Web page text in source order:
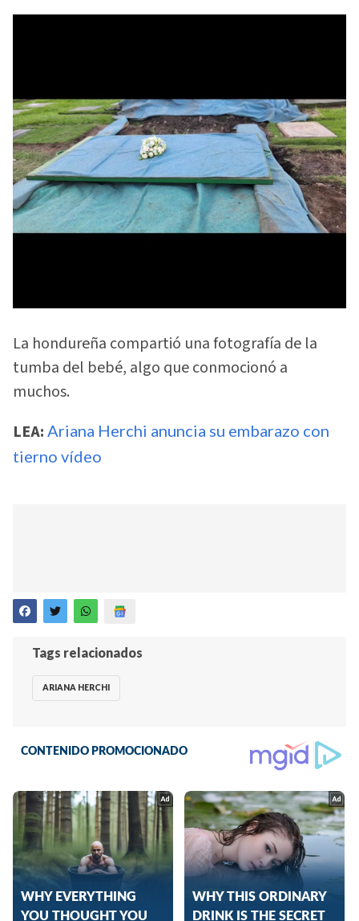
La hondureña compartió una fotografía de la
tumba del bebé, algo que conmocionó a
muchos.
LEA: Ariana Herchi anuncia su embarazo con
tierno vídeo
Tags relacionados
ARIANA HERCHI